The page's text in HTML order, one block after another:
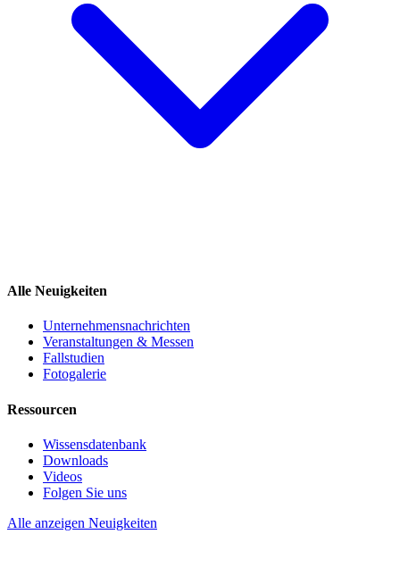
Alle Neuigkeiten
Unternehmensnachrichten
Veranstaltungen & Messen
Fallstudien
Fotogalerie
Ressourcen
Wissensdatenbank
Downloads
Videos
Folgen Sie uns
Alle anzeigen Neuigkeiten